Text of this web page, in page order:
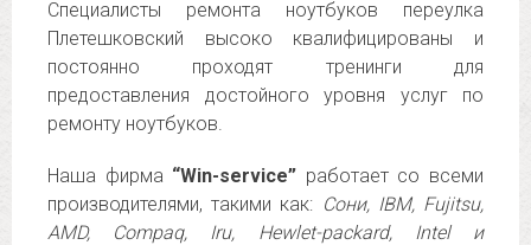
Специалисты ремонта ноутбуков переулка
Плетешковский высоко квалифицированы и
постоянно проходят тренинги для
предоставления достойного уровня услуг по
ремонту ноутбуков.
Наша фирма “Win-service” работает со всеми
производителями, такими как: Сони, IBM, Fujitsu,
AMD, Compaq, Iru, Hewlet-packard, Intel и